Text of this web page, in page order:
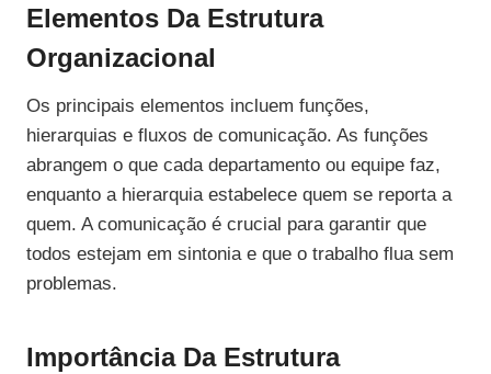
Elementos Da Estrutura
Organizacional
Os principais elementos incluem funções,
hierarquias e fluxos de comunicação. As funções
abrangem o que cada departamento ou equipe faz,
enquanto a hierarquia estabelece quem se reporta a
quem. A comunicação é crucial para garantir que
todos estejam em sintonia e que o trabalho flua sem
problemas.
Importância Da Estrutura